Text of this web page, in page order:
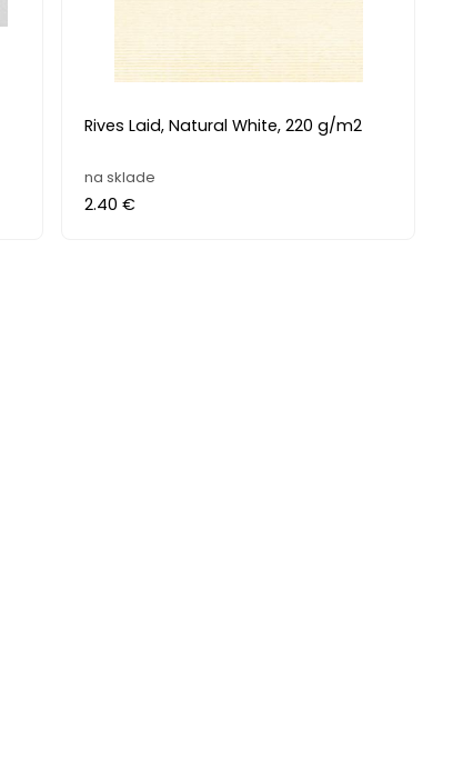
Rives Laid, Natural White, 220 g/m2
na sklade
2.40 €